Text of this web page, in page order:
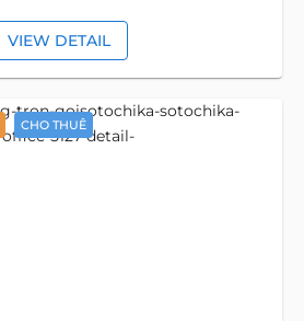
VIEW DETAIL
CHO THUÊ